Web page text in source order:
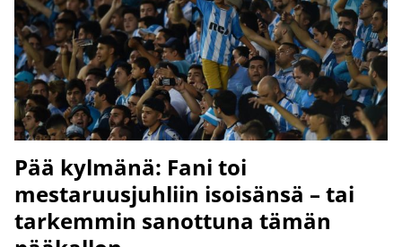
Pää kylmänä: Fani toi
mestaruusjuhliin isoisänsä – tai
tarkemmin sanottuna tämän